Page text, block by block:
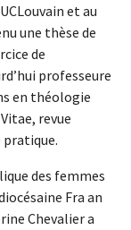
et au
une thèse de
de
professeure
en théologie
revue
des femmes
Fra an
Chevalier a